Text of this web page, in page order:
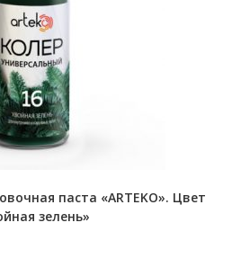
паста «ARTEKO». Цвет
зелень»